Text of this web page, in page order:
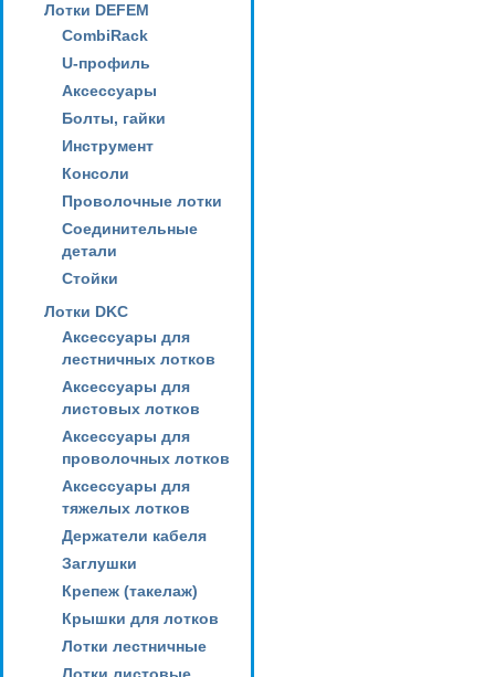
Лотки DEFEM
CombiRack
U-профиль
Аксессуары
Болты, гайки
Инструмент
Консоли
Проволочные лотки
Соединительные
детали
Стойки
Лотки DKC
Аксессуары для
лестничных лотков
Аксессуары для
листовых лотков
Аксессуары для
проволочных лотков
Аксессуары для
тяжелых лотков
Держатели кабеля
Заглушки
Крепеж (такелаж)
Крышки для лотков
Лотки лестничные